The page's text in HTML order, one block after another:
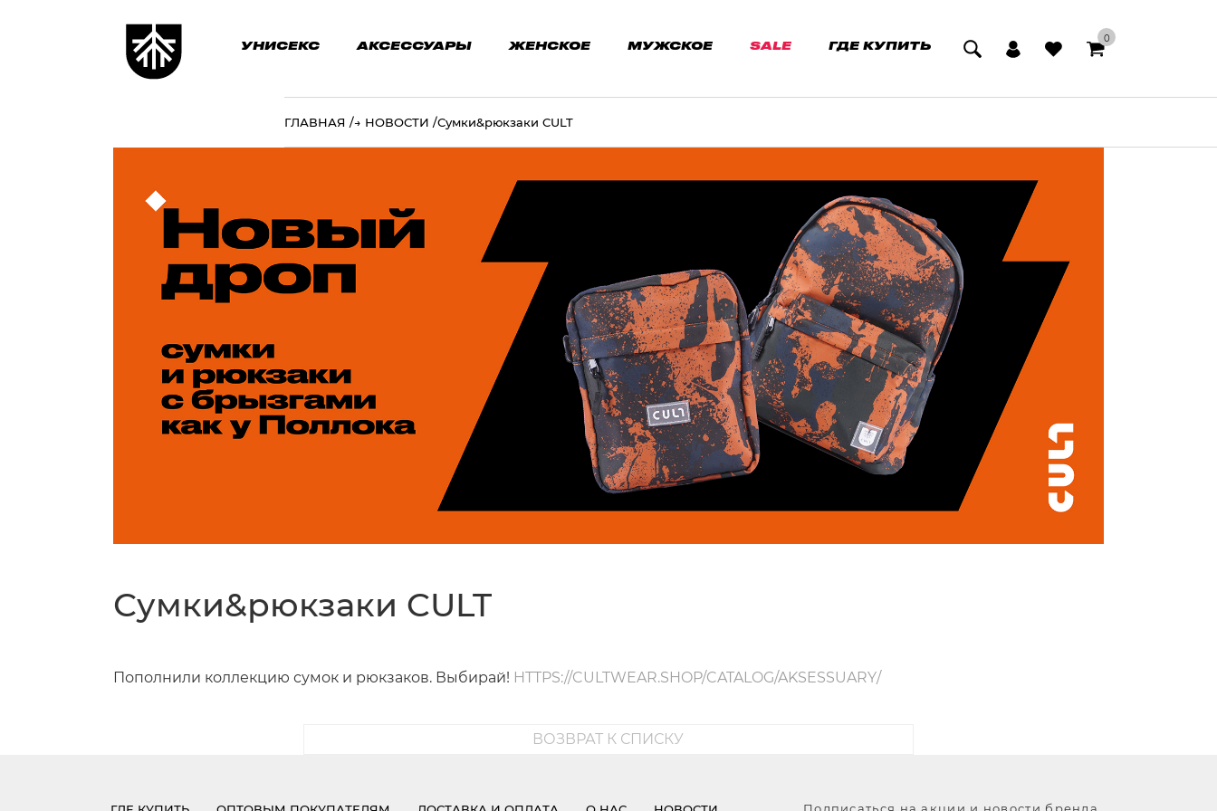
УНИСЕКС АКСЕССУАРЫ ЖЕНСКОЕ МУЖСКОЕ SALE ГДЕ КУПИТЬ 0
ГЛАВНАЯ → НОВОСТИ Сумки&рюкзаки CULT
Сумки&рюкзаки CULT
Пополнили коллекцию сумок и рюкзаков. Выбирай! HTTPS://CULTWEAR.SHOP/CATALOG/AKSESSUARY/
ВОЗВРАТ К СПИСКУ
Подписаться на акции и новости бренда